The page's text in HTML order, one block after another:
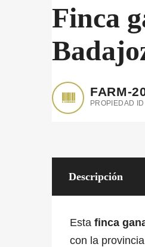
Finca
FARM-
PROPIEDAD ID
Descripción
Esta finca
con la